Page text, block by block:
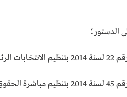
الدستور؛
وتعديلاته؛
وتعديلاته؛